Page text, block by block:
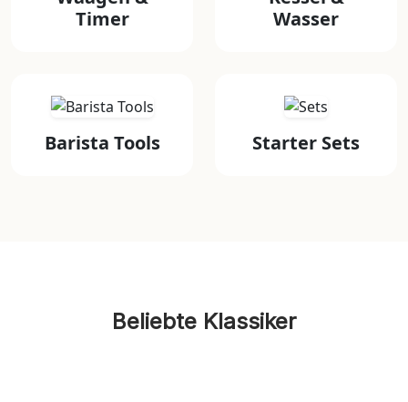
Timer
Wasser
Barista Tools Starter Sets
Beliebte Klassiker